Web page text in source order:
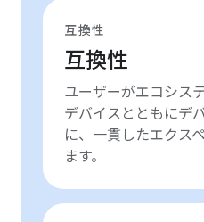
互換性
互換性
ユーザーがエコシス
デバイスとともにデ
に、一貫したエクス
ます。